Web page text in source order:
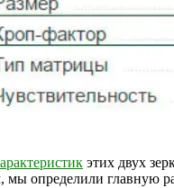
этих двух
мы определили главную